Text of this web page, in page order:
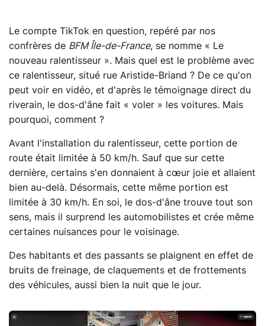
Le compte TikTok en question, repéré par nos
confrères de BFM Île-de-France, se nomme « Le
nouveau ralentisseur ». Mais quel est le problème avec
ce ralentisseur, situé rue Aristide-Briand ? De ce qu'on
peut voir en vidéo, et d'après le témoignage direct du
riverain, le dos-d'âne fait « voler » les voitures. Mais
pourquoi, comment ?
Avant l'installation du ralentisseur, cette portion de
route était limitée à 50 km/h. Sauf que sur cette
dernière, certains s'en donnaient à cœur joie et allaient
bien au-delà. Désormais, cette même portion est
limitée à 30 km/h. En soi, le dos-d'âne trouve tout son
sens, mais il surprend les automobilistes et crée même
certaines nuisances pour le voisinage.
Des habitants et des passants se plaignent en effet de
bruits de freinage, de claquements et de frottements
des véhicules, aussi bien la nuit que le jour.